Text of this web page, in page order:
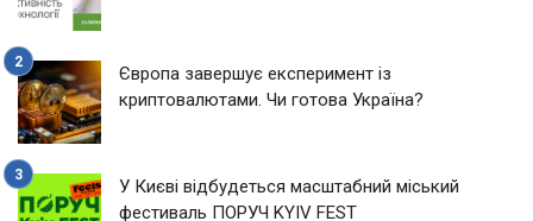
Європа завершує експеримент із
криптовалютами. Чи готова Україна?
У Києві відбудеться масштабний міський
фестиваль ПОРУЧ KYIV FEST